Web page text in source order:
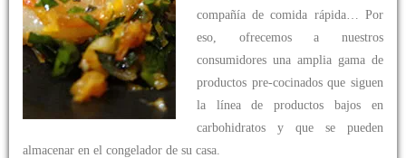
compañía de comida rápida… Por
eso, ofrecemos a nuestros
consumidores una amplia gama de
productos pre-cocinados que siguen
la línea de productos bajos en
carbohidratos y que se pueden
almacenar en el congelador de su casa.